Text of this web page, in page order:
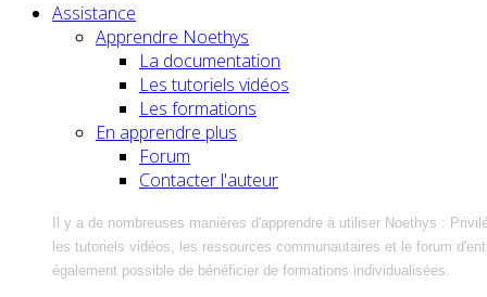
Assistance
Apprendre Noethys
La documentation
Les tutoriels vidéos
Les formations
En apprendre plus
Forum
Contacter l'auteur
Il y a de nombreuses manières d'apprendre à utiliser Noethys :
les tutoriels vidéos, les ressources communautaires et le forum
également possible de bénéficier de formations individualisées.